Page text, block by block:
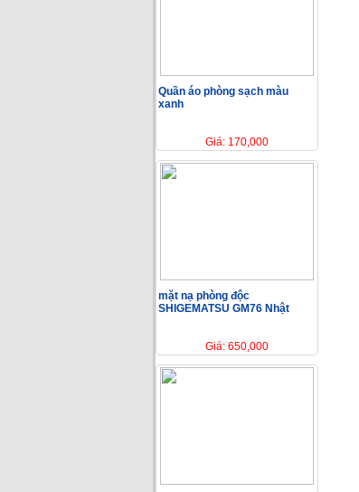
Quần áo phòng sạch màu
xanh
Giá: 170,000
mặt nạ phòng độc
SHIGEMATSU GM76 Nhật
Giá: 650,000